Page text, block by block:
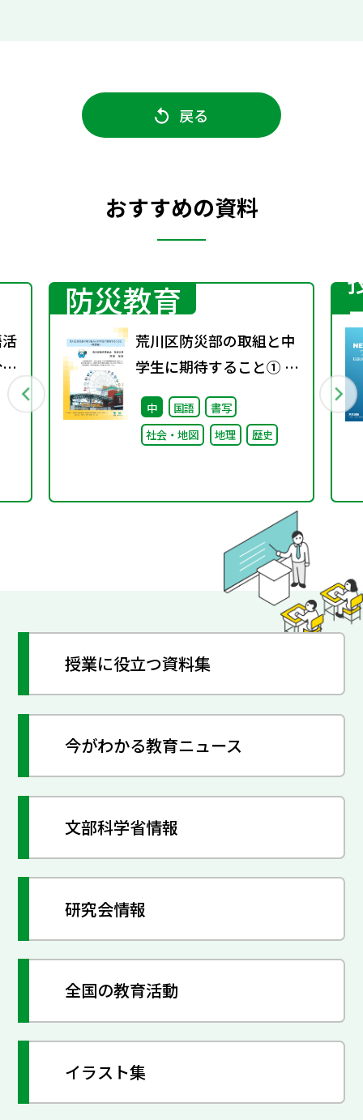
戻る
おすすめの資料
防災教育
荒川区防災部の取組と中
学生に期待すること① ～
概要編～
中 国語
書写
社会・地図
地理 歴史
授業に役立つ資料集
今がわかる教育ニュース
文部科学省情報
研究会情報
全国の教育活動
イラスト集